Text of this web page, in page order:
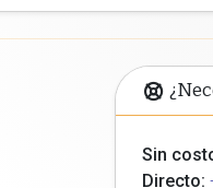
Sin
Directo: